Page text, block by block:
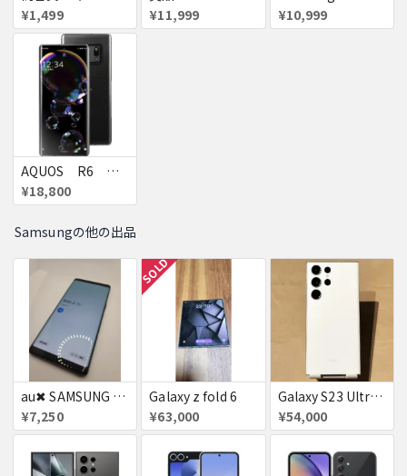
¥1,499
¥11,999
¥10,999
AQUOS R6 ハイエンド 定価約13万円
¥18,800
Samsungの他の出品
au✖ SAMSUNG Galaxy note8 64GB
¥7,250
SOLD
Galaxy z fold 6
¥63,000
Galaxy S23 Ultra SC-52D クリーム docomo 送料無料
¥54,000